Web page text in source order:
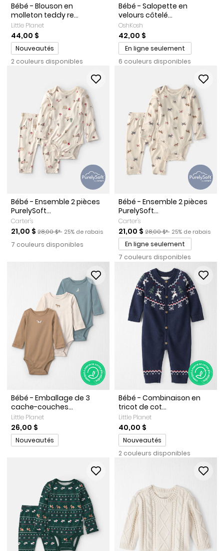
Bébé - Blouson en
molleton teddy re...
Little Planet
44,00 $
Promotions
Nouveautés
2 couleurs disponibles
Bébé - Salopette en
velours côtelé...
OshKosh
42,00 $
En ligne seulement
6 couleurs disponibles
Bébé - Ensemble 2 pièces
PurelySoft...
Carter's
Prix de solde
21,00 $ Prix ​​de détail suggéré par le fabricant
28,00 $* Pourcentage de rabais
25% de rabais
7 couleurs disponibles
Bébé - Ensemble 2 pièces
PurelySoft...
Carter's
Prix de solde
21,00 $ Prix ​​de détail suggéré par
28,00 $* Pourcentage de
25% de rabais
En ligne seulement
7 couleurs disponibles
Bébé - Emballage de 3
cache-couches...
Little Planet
26,00 $
Promotions
Nouveautés
Bébé - Combinaison en
tricot de cot...
Little Planet
40,00 $
Promotions
Nouveautés
2 couleurs disponibles